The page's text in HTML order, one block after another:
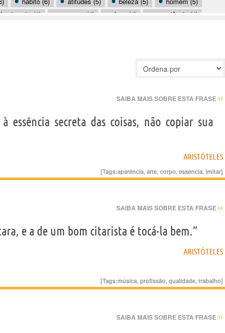
(4) coragem (4) deus (4)
experiência (4)
SAIBA MAIS SOBRE ESTA FRASE ››
secreta das coisas, não copiar sua
ARISTÓTELES
[Tags:aparência,arte,corpo,essência,imitar]
SAIBA MAIS SOBRE ESTA FRASE ››
e a de um bom citarista é tocá-la bem.”
ARISTÓTELES
[Tags:música,profissão,qualidade,trabalho]
SAIBA MAIS SOBRE ESTA FRASE ››